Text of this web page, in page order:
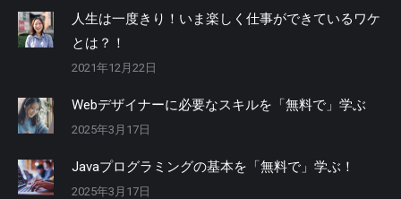
人生は一度きり！いま楽しく仕事ができているワケ
とは？！
2021年12月22日
Webデザイナーに必要なスキルを「無料で」学ぶ
2025年3月17日
Javaプログラミングの基本を「無料で」学ぶ！
2025年3月17日